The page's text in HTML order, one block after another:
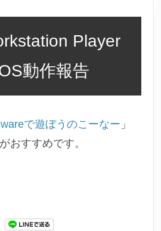
Player
動作報告
で遊ぼうのこーなー 」
おすすめです。